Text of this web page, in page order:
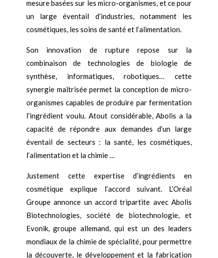
mesure basées sur les micro-organismes, et ce pour
un large éventail d’industries, notamment les
cosmétiques, les soins de santé et l’alimentation.
Son innovation de rupture repose sur la
combinaison de technologies de biologie de
synthèse, informatiques, robotiques… cette
synergie maîtrisée permet la conception de micro-
organismes capables de produire par fermentation
l’ingrédient voulu. Atout considérable, Abolis a la
capacité de répondre aux demandes d’un large
éventail de secteurs : la santé, les cosmétiques,
l’alimentation et la chimie …
Justement cette expertise d’ingrédients en
cosmétique explique l’accord suivant. L’Oréal
Groupe annonce un accord tripartite avec Abolis
Biotechnologies, société de biotechnologie, et
Evonik, groupe allemand, qui est un des leaders
mondiaux de la chimie de spécialité, pour permettre
la découverte, le développement et la fabrication